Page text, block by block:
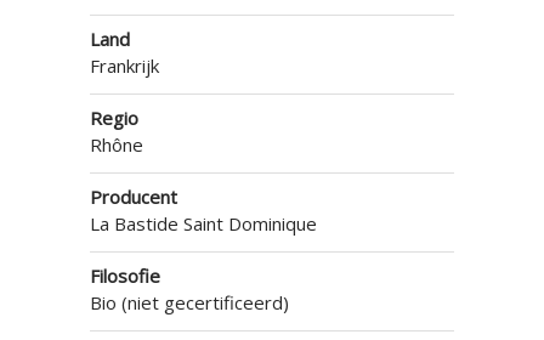
Land
Frankrijk
Regio
Rhône
Producent
La Bastide Saint Dominique
Filosofie
Bio (niet gecertificeerd)